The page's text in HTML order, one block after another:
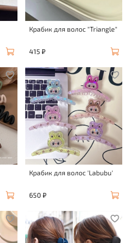
Крабик для волос "Triangle"
415 ₽
Крабик для волос 'Labubu'
650 ₽